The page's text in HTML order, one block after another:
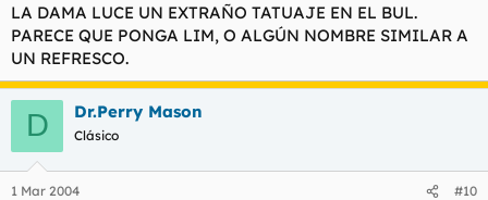
LA DAMA LUCE UN EXTRAÑO TATUAJE EN EL BUL.
PARECE QUE PONGA LIM, O ALGÚN NOMBRE SIMILAR A
UN REFRESCO.
D Dr.Perry Mason
Clásico
1 Mar 2004 #10